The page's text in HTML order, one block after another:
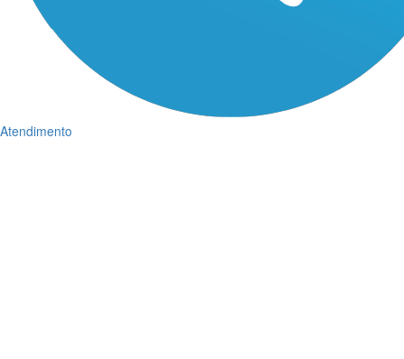
Atendimento